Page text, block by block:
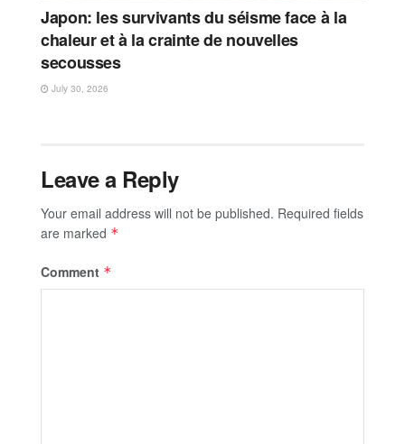
Japon: les survivants du séisme face à la
chaleur et à la crainte de nouvelles
secousses
July 30, 2026
Leave a Reply
Your email address will not be published. Required fields
are marked *
Comment *